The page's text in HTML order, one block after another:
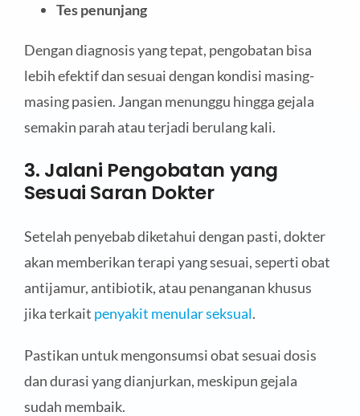
Tes penunjang
Dengan diagnosis yang tepat, pengobatan bisa
lebih efektif dan sesuai dengan kondisi masing-
masing pasien. Jangan menunggu hingga gejala
semakin parah atau terjadi berulang kali.
3. Jalani Pengobatan yang
Sesuai Saran Dokter
Setelah penyebab diketahui dengan pasti, dokter
akan memberikan terapi yang sesuai, seperti obat
antijamur, antibiotik, atau penanganan khusus
jika terkait penyakit menular seksual.
Pastikan untuk mengonsumsi obat sesuai dosis
dan durasi yang dianjurkan, meskipun gejala
sudah membaik.